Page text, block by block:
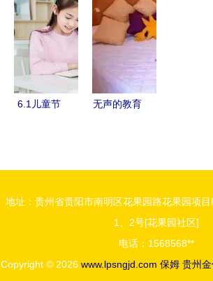
的智慧处理
之道
还是育婴
师？关键区
6.1儿童节
无声的教育
题
地址：贵州省贵阳市南明区花果园路花果园项
1、2号[花果园社区]
电话：1568568**
Copyright © 2026 www.lpsngjd.com 保姆 贵州